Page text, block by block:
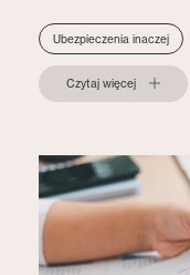
Ubezpieczenia inaczej
Czytaj więcej